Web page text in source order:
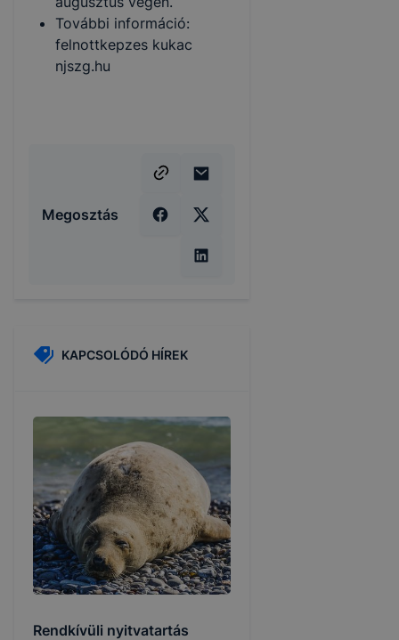
További információ:
felnottkepzes kukac
njszg.hu
Megosztás
KAPCSOLÓDÓ HÍREK
Rendkívüli nyitvatartás